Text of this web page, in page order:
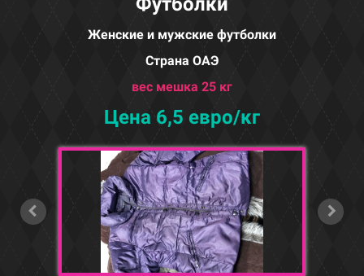
Женские и мужские футболки
Страна ОАЭ
вес мешка 25 кг
Цена 6,5 евро/кг